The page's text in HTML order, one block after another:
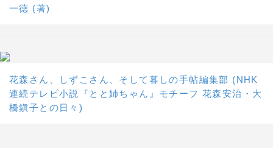
一徳 (著)
花森さん、しずこさん、そして暮しの手帖編集部 (NHK
連続テレビ小説『とと姉ちゃん』モチーフ 花森安治・大
橋鎭子との日々)